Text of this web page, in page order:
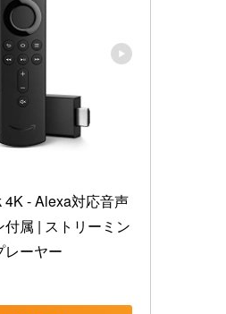
4K - Alexa対応音声
属 | ストリーミン
レーヤー